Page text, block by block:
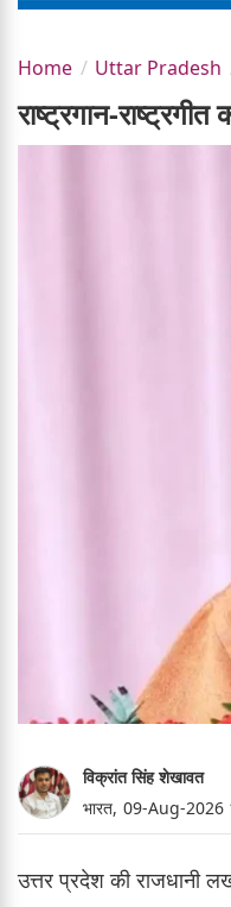
Home Uttar Pradesh
राष्ट्रगान-
विक्रांत सिंह शेखावत
भारत, 09-Aug-2026
उत्तर प्रदेश की राजधानी